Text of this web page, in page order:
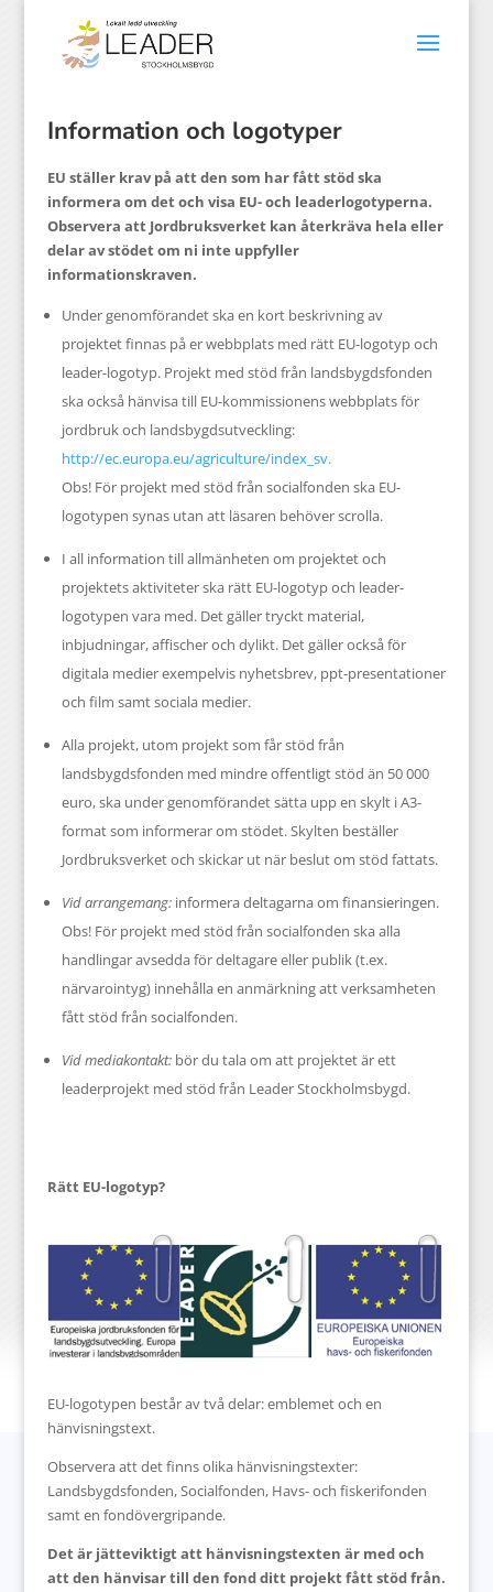
Information och logotyper
EU ställer krav på att den som har fått stöd ska
informera om det och visa EU- och leaderlogotyperna.
Observera att Jordbruksverket kan återkräva hela eller
delar av stödet om ni inte uppfyller
informationskraven.
Under genomförandet ska en kort beskrivning av
projektet finnas på er webbplats med rätt EU-logotyp och
leader-logotyp. Projekt med stöd från landsbygdsfonden
ska också hänvisa till EU-kommissionens webbplats för
jordbruk och landsbygdsutveckling:
http://ec.europa.eu/agriculture/index_sv.
Obs! För projekt med stöd från socialfonden ska EU-
logotypen synas utan att läsaren behöver scrolla.
I all information till allmänheten om projektet och
projektets aktiviteter ska rätt EU-logotyp och leader-
logotypen vara med. Det gäller tryckt material,
inbjudningar, affischer och dylikt. Det gäller också för
digitala medier exempelvis nyhetsbrev, ppt-presentationer
och film samt sociala medier.
Alla projekt, utom projekt som får stöd från
landsbygdsfonden med mindre offentligt stöd än 50 000
euro, ska under genomförandet sätta upp en skylt i A3-
format som informerar om stödet. Skylten beställer
Jordbruksverket och skickar ut när beslut om stöd fattats.
Vid arrangemang:informera deltagarna om finansieringen.
Obs! För projekt med stöd från socialfonden ska alla
handlingar avsedda för deltagare eller publik (t.ex.
närvarointyg) innehålla en anmärkning att verksamheten
fått stöd från socialfonden.
Vid mediakontakt:bör du tala om att projektet är ett
leaderprojekt med stöd från Leader Stockholmsbygd.
Rätt EU-logotyp?
​EU-logotypen består av två delar: emblemet och en
hänvisningstext.
Observera att det finns olika hänvisningstexter:
Landsbygdsfonden, Socialfonden, Havs- och fiskerifonden
samt en fondövergripande.
Det är jätteviktigt att hänvisningstexten är med och
att den hänvisar till den fond ditt projekt fått stöd från.